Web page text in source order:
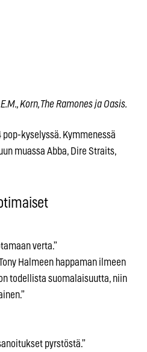
Korn, The Ramones ja Oasis.
kyselyssä. Kymmenessä
muassa Abba, Dire Straits,
verta.”
Halmeen happaman ilmeen
todellista suomalaisuutta, niin
pyrstöstä.”